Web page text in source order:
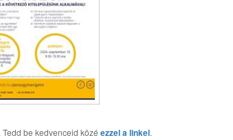
Tedd be kedvenceid közé ezzel a linkel.